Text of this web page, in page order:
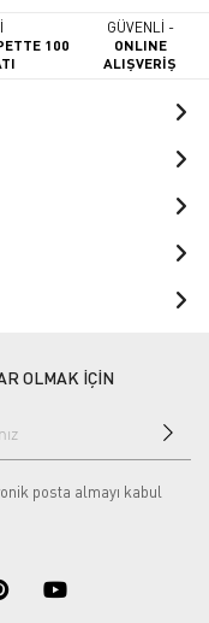
100
GÜVENLİ -
ONLINE
ALIŞVERİŞ
OLMAK İÇİN
posta almayı kabul